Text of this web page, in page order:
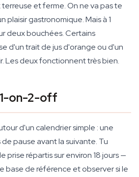
et ferme. On ne va pas te
plaisir gastronomique. Mais à 1
deux bouchées. Certains
d'un trait de jus d'orange ou d'un
Les deux fonctionnent très bien.
on-2-off
d'un calendrier simple : une
pause avant la suivante. Tu
prise répartis sur environ 18 jours —
base de référence et observer si le